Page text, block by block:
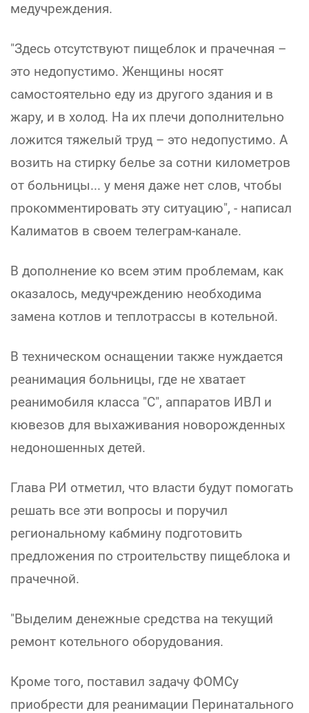
медучреждения.
"Здесь отсутствуют пищеблок и прачечная –
это недопустимо. Женщины носят
самостоятельно еду из другого здания и в
жару, и в холод. На их плечи дополнительно
ложится тяжелый труд – это недопустимо. А
возить на стирку белье за сотни километров
от больницы... у меня даже нет слов, чтобы
прокомментировать эту ситуацию", - написал
Калиматов в своем телеграм-канале.
В дополнение ко всем этим проблемам, как
оказалось, медучреждению необходима
замена котлов и теплотрассы в котельной.
В техническом оснащении также нуждается
реанимация больницы, где не хватает
реанимобиля класса "С", аппаратов ИВЛ и
кювезов для выхаживания новорожденных
недоношенных детей.
Глава РИ отметил, что власти будут помогать
решать все эти вопросы и поручил
региональному кабмину подготовить
предложения по строительству пищеблока и
прачечной.
"Выделим денежные средства на текущий
ремонт котельного оборудования.
Кроме того, поставил задачу ФОМСу
приобрести для реанимации Перинатального